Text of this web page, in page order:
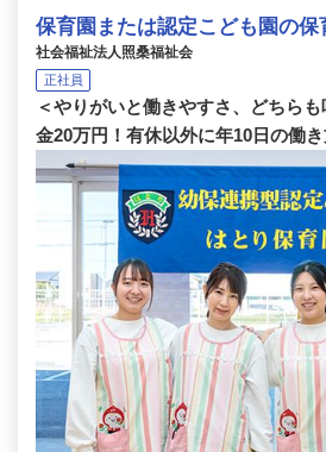
保育園または認定こども園の
社会福祉法人照桑福祉会
正社員
＜やりがいと働きやすさ、どちら
金20万円！有休以外に年10日の働き